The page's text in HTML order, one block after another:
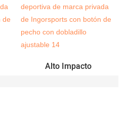
Alto Impacto